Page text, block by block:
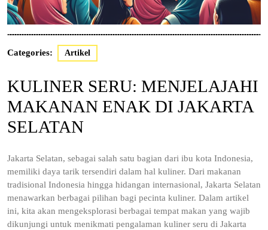
Categories: Artikel
KULINER SERU: MENJELAJAHI
MAKANAN ENAK DI JAKARTA
SELATAN
Jakarta Selatan, sebagai salah satu bagian dari ibu kota Indonesia,
memiliki daya tarik tersendiri dalam hal kuliner. Dari makanan
tradisional Indonesia hingga hidangan internasional, Jakarta Selatan
menawarkan berbagai pilihan bagi pecinta kuliner. Dalam artikel
ini, kita akan mengeksplorasi berbagai tempat makan yang wajib
dikunjungi untuk menikmati pengalaman kuliner seru di Jakarta